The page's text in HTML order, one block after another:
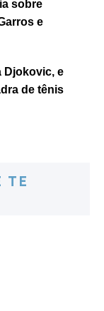
sobre
e
Djokovic, e
de tênis
TE